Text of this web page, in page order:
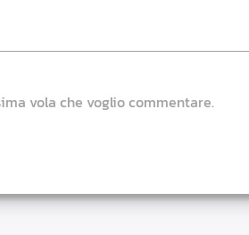
vola che voglio commentare.